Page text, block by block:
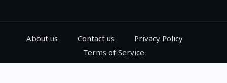
About us Contact us
Privacy Policy
Terms of Service